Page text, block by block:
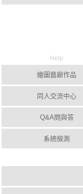
Help
繪圖藝廊作品
同人交流中心
Q&A問與答
系統檢測